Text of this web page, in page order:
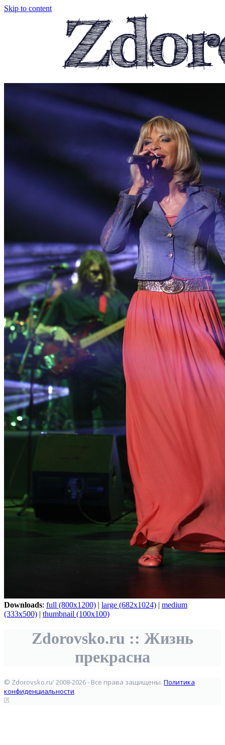
Skip to content
Downloads: full (800x1200) | large (682x1024) | medium
(333x500) | thumbnail (100x100)
Zdorovsko.ru :: Жизнь
прекрасна
© Zdorovsko.ru' 2008-2026 - Все права защищены. Политика
конфиденциальности.